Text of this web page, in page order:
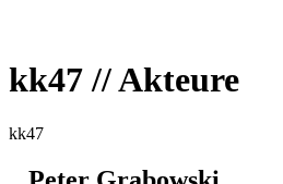
kk47 // Akteure
kk47